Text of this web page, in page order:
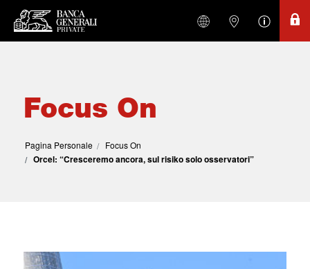
Focus On
Pagina Personale Focus On
Orcel: “Cresceremo ancora, sul risiko solo osservatori”